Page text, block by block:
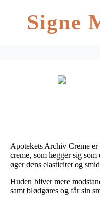
Signe
Apotekets Archiv Creme
creme, som lægger sig som
øger dens elasticitet og
Huden bliver mere
samt blødgøres og får sin